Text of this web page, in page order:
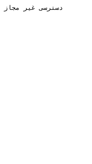
دسترسی غیر مجاز